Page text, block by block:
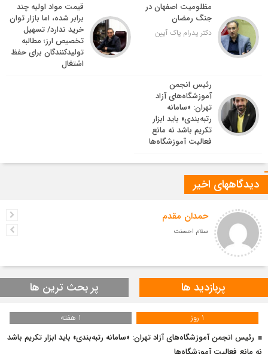
مظلومیت اصفهان در
جنگ رمضان
دکتر پدرام پاک آیین
قیمت مواد اولیه چند
برابر شده، اما بازار توان
خرید ندارد/ تسهیل
تخصیص ارز؛ مطالبه
تولیدکنندگان برای حفظ
اشتغال
رئیس انجمن
آموزشگاه‌های آزاد
تهران: «سامانه
رتبه‌بندی» باید ابزار
تکریم باشد نه مانع
فعالیت آموزشگاه‌ها
دیدگاههای اخیر
حمدان مقدم
سلام احسنت
پربازدید ها پر بحث ترین ها
1 روز
1 هفته
رئیس انجمن آموزشگاه‌های آزاد تهران: «سامانه رتبه‌بندی» باید ابزار تکریم باشد